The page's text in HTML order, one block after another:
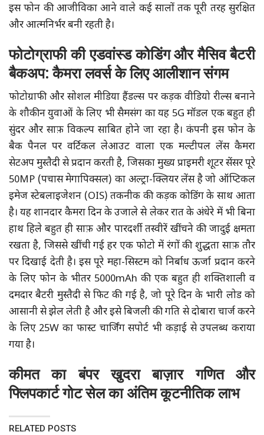
इस फोन की आजीविका आने वाले कई सालों तक पूरी तरह सुरक्षित
और आत्मनिर्भर बनी रहती है।
फोटोग्राफी की एडवांस्ड कोडिंग और मैसिव बैटरी
बैकअप: कैमरा लवर्स के लिए आलीशान संगम
फोटोग्राफी और सोशल मीडिया हैंडल्स पर कड़क वीडियो रील्स बनाने
के शौकीन युवाओं के लिए भी सैमसंग का यह 5G मॉडल एक बहुत ही
सुंदर और साफ़ विकल्प साबित होने जा रहा है। कंपनी इस फोन के
बैक पैनल पर वर्टिकल लेआउट वाला एक मल्टीपल लेंस कैमरा
सेटअप मुस्तैदी से प्रदान करती है, जिसका मुख्य प्राइमरी शूटर सेंसर पूरे
50MP (पचास मेगापिक्सल) का अल्ट्रा-क्लियर लेंस है जो ऑप्टिकल
इमेज स्टेबलाइजेशन (OIS) तकनीक की कड़क कोडिंग के साथ आता
है। यह शानदार कैमरा दिन के उजाले से लेकर रात के अंधेरे में भी बिना
हाथ हिले बहुत ही साफ़ और पारदर्शी तस्वीरें खींचने की जादुई क्षमता
रखता है, जिससे खींची गई हर एक फोटो में रंगों की शुद्धता साफ़ तौर
पर दिखाई देती है। इस पूरे महा-सिस्टम को निर्बाध ऊर्जा प्रदान करने
के लिए फोन के भीतर 5000mAh की एक बहुत ही शक्तिशाली व
दमदार बैटरी मुस्तैदी से फिट की गई है, जो पूरे दिन के भारी लोड को
आसानी से झेल लेती है और इसे बिजली की गति से दोबारा चार्ज करने
के लिए 25W का फास्ट चार्जिंग सपोर्ट भी कड़ाई से उपलब्ध कराया
गया है।
कीमत का बंपर खुदरा बाज़ार गणित और
फ्लिपकार्ट गोट सेल का अंतिम कूटनीतिक लाभ
RELATED POSTS